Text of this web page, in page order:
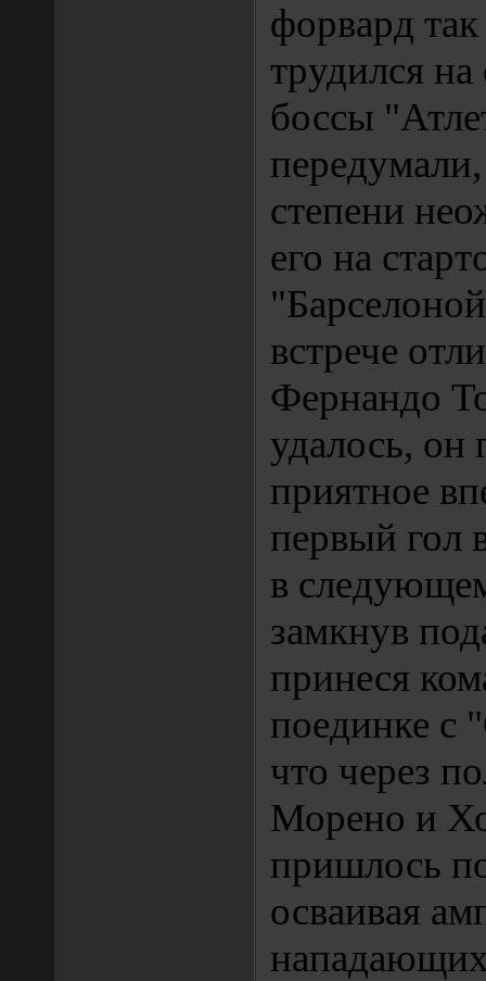
форвард
трудился
боссы
степени
его на
встрече
Фернандо
удалось, он
приятное
первый гол
в
замкнув
принеся
поединке с
что через
Морено и
пришлось
осваивая